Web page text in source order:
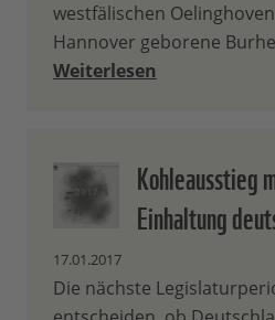
westfälischen
Hannover geborene
Weiterlesen
Kohleausstieg
Einhaltung
17.01.2017
Die nächste